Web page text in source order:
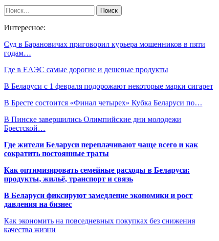
Интересное:
Суд в Барановичах приговорил курьера мошенников в пяти
годам…
Где в ЕАЭС самые дорогие и дешевые продукты
В Беларуси с 1 февраля подорожают некоторые марки сигарет
В Бресте состоится «Финал четырех» Кубка Беларуси по…
В Пинске завершились Олимпийские дни молодежи
Брестской…
Где жители Беларуси переплачивают чаще всего и как
сократить постоянные траты
Как оптимизировать семейные расходы в Беларуси:
продукты, жильё, транспорт и связь
В Беларуси фиксируют замедление экономики и рост
давления на бизнес
Как экономить на повседневных покупках без снижения
качества жизни